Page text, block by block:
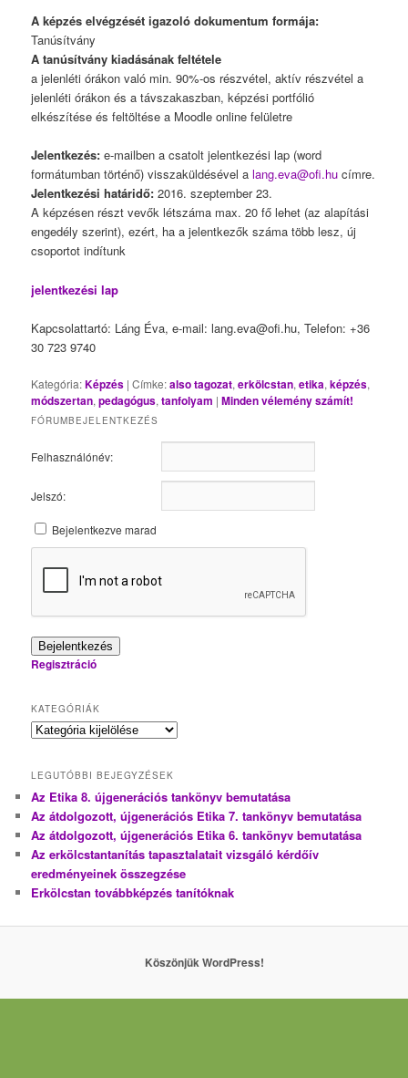
A képzés elvégzését igazoló dokumentum formája:
Tanúsítvány
A tanúsítvány kiadásának feltétele
a jelenléti órákon való min. 90%-os részvétel, aktív részvétel a
jelenléti órákon és a távszakaszban, képzési portfólió
elkészítése és feltöltése a Moodle online felületre
Jelentkezés: e-mailben a csatolt jelentkezési lap (word
formátumban történő) visszaküldésével alang.eva@ofi.hu címre.
Jelentkezési határidő:2016. szeptember 23.
A képzésen részt vevők létszáma max. 20 fő lehet (az alapítási
engedély szerint), ezért, ha a jelentkezők száma több lesz, új
csoportot indítunk
jelentkezési lap
Kapcsolattartó: Láng Éva, e-mail: lang.eva@ofi.hu, Telefon: +36
30 723 9740
Kategória:Képzés |Címke:also tagozat,erkölcstan,etika,képzés,
módszertan,pedagógus,tanfolyam |Minden vélemény számít!
FÓRUMBEJELENTKEZÉS
Felhasználónév:
Jelszó:
Bejelentkezve marad
Bejelentkezés
Regisztráció
KATEGÓRIÁK
Kategóriák
LEGUTÓBBI BEJEGYZÉSEK
Az Etika 8. újgenerációs tankönyv bemutatása
Az átdolgozott, újgenerációs Etika 7. tankönyv bemutatása
Az átdolgozott, újgenerációs Etika 6. tankönyv bemutatása
Az erkölcstantanítás tapasztalatait vizsgáló kérdőív
eredményeinek összegzése
Erkölcstan továbbképzés tanítóknak
Köszönjük WordPress!